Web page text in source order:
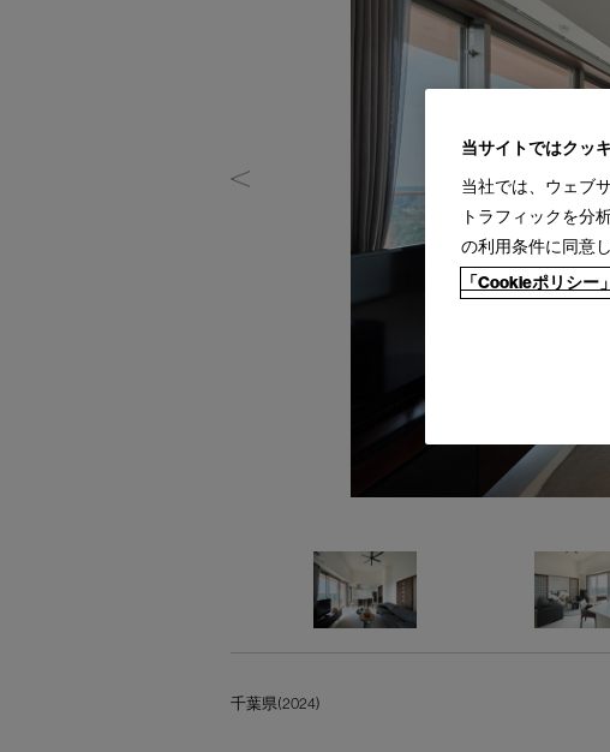
千葉県(2024)
当サイトではクッ
当社では、ウェブ
トラフィックを分
の利用条件に同意
「Cookieポリシ